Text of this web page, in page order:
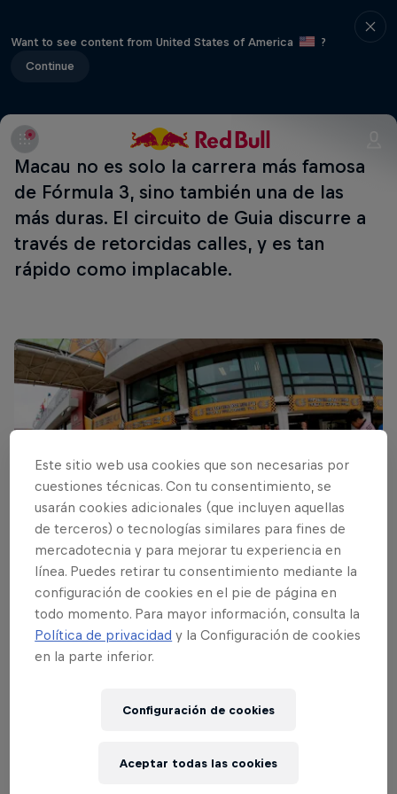
Want to see content from United States of America
?
Continue
Macau no es solo la carrera más famosa
de Fórmula 3, sino también una de las
más duras. El circuito de Guia discurre a
través de retorcidas calles, y es tan
rápido como implacable.
Lee a continuación
Lynn, el más rápido en el
Gran Premio de Macao
position en el Gran Premio de Macao de Fórmula 3.
Este sitio web usa cookies que son necesarias por
cuestiones técnicas. Con tu consentimiento, se
usarán cookies adicionales (que incluyen aquellas
de terceros) o tecnologías similares para fines de
mercadotecnia y para mejorar tu experiencia en
línea. Puedes retirar tu consentimiento mediante la
configuración de cookies en el pie de página en
todo momento. Para mayor información, consulta la
Política de privacidad y la Configuración de cookies
en la parte inferior.
Configuración de cookies
Aceptar todas las cookies